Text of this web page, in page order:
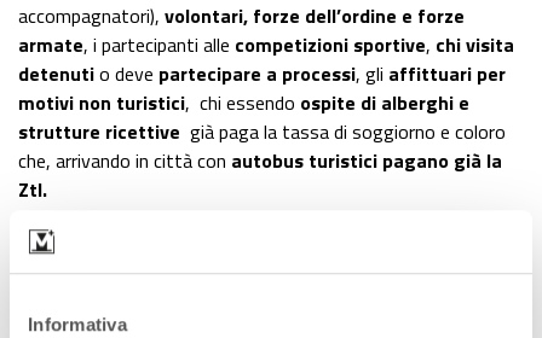
Informativa
accompagnatori), volontari, forze dell’ordine e forze
armate, i partecipanti alle competizioni sportive, chi visita
detenutio deve partecipare a processi, gli affittuari per
motivi non turistici, chi essendo ospite di alberghi e
strutture ricettive già paga la tassa di soggiorno e coloro
che, arrivando in città con autobus turistici pagano già la
Ztl.
ticket
seconda che si tratti digiorni da bollino rosso già in sold